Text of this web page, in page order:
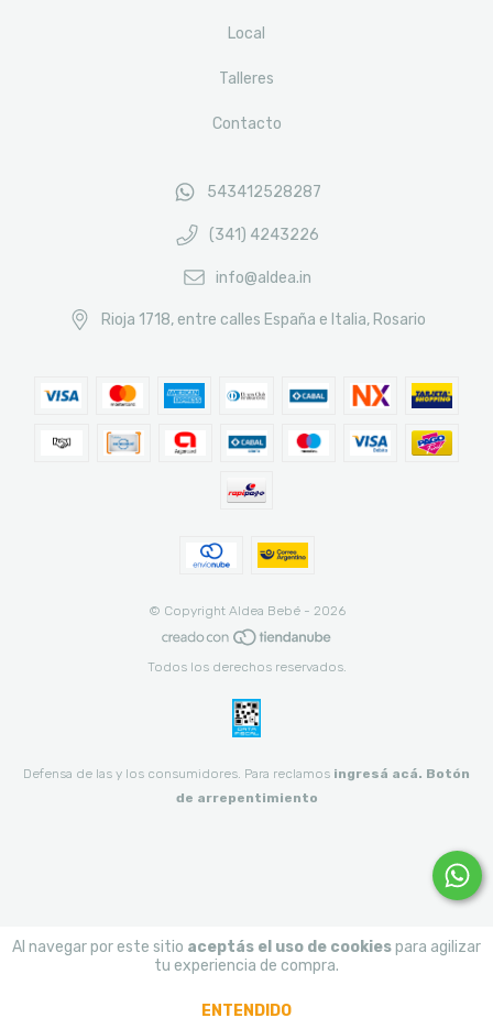
Al navegar por este sitio aceptás el uso de cookiespara agilizar
tu experiencia de compra.
ENTENDIDO
Local
Talleres
Contacto
543412528287
(341) 4243226
info@aldea.in
Rioja 1718, entre calles España e Italia, Rosario
© Copyright Aldea Bebé - 2026
Todos los derechos reservados.
Defensa de las y los consumidores. Para reclamos ingresá acá. Botón
de arrepentimiento